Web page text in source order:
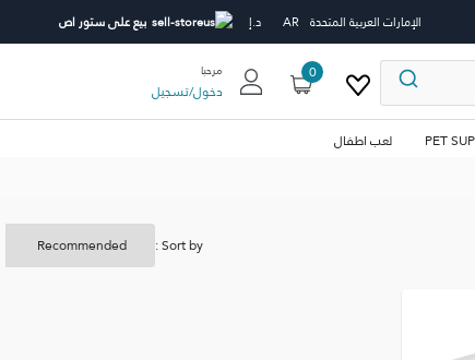
الإمارات العربية المتحدة AR د.إ بيع على ستور اص
0 مرحبا
دخول/تسجيل
PET
لعب اطفال
Sort by :